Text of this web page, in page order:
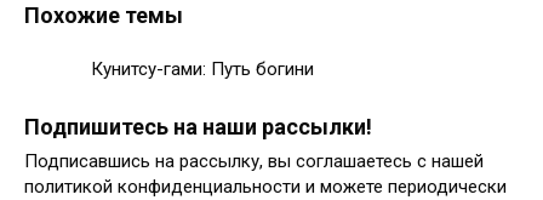
Похожие темы
Кунитсу-гами: Путь богини
Подпишитесь на наши рассылки!
Подписавшись на рассылку, вы соглашаетесь с нашей
политикой конфиденциальности и можете периодически